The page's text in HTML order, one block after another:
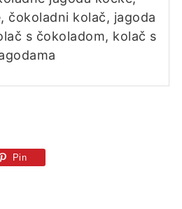
čokoladni kolač, jagoda
s čokoladom, kolač s
Pin